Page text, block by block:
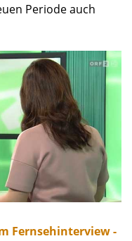
Periode auch
Fernsehinterview -